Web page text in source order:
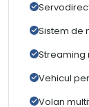
Sistem de
Streaming
Vehicul
Volan